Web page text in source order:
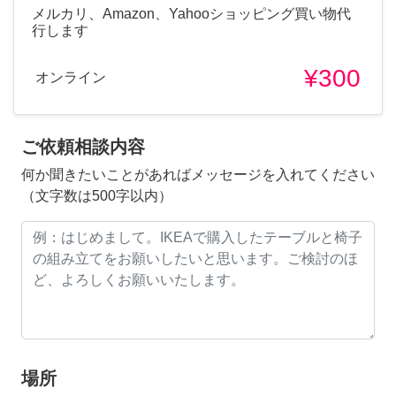
メルカリ、Amazon、Yahooショッピング買い物代
行します
オンライン ¥300
ご依頼相談内容
何か聞きたいことがあればメッセージを入れてください
（文字数は500字以内）
場所